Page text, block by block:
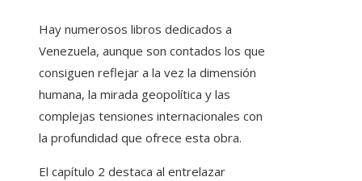
Hay numerosos libros dedicados a
Venezuela, aunque son contados los que
consiguen reflejar a la vez la dimensión
humana, la mirada geopolítica y las
complejas tensiones internacionales con
la profundidad que ofrece esta obra.
El capítulo 2 destaca al entrelazar